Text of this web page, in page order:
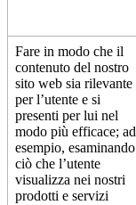
Fare in modo che il
contenuto del nostro
sito web sia rilevante
per l’utente e si
presenti per lui nel
modo più efficace; ad
esempio, esaminando
ciò che l’utente
visualizza nei nostri
prodotti e servizi